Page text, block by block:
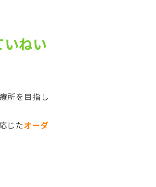
ねい
所を目指し
じたオーダ